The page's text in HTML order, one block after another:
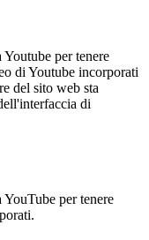
per tenere
di Youtube incorporati
del sito web sta
di
per tenere